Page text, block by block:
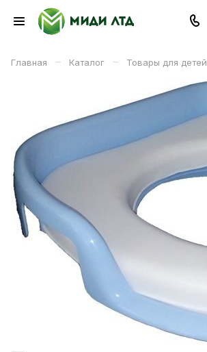
Главная – Каталог – Товары для детей